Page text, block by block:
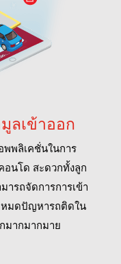
ลเข้าออก
พลิเคชั่นในการ
อนโด สะดวกทั้งลูก
รถจัดการการเข้า
หมดปัญหารถติดใน
มากมากมาย